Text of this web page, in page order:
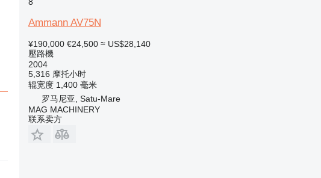
Ammann AV75N
¥190,000 €24,500 ≈ US$28,140
壓路機
2004
5,316 摩托小时
辊宽度 1,400 毫米
罗马尼亚, Satu-Mare
MAG MACHINERY
联系卖方